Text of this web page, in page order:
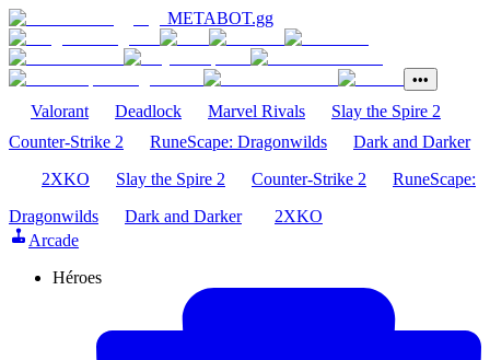
METABOT.gg
•••
Valorant Deadlock Marvel Rivals
Slay the Spire 2
Counter-Strike 2
RuneScape: Dragonwilds
Dark and Darker
2XKO
Slay the Spire 2 Counter-Strike 2
RuneScape:
Dragonwilds
Dark and Darker
2XKO
Arcade
Héroes